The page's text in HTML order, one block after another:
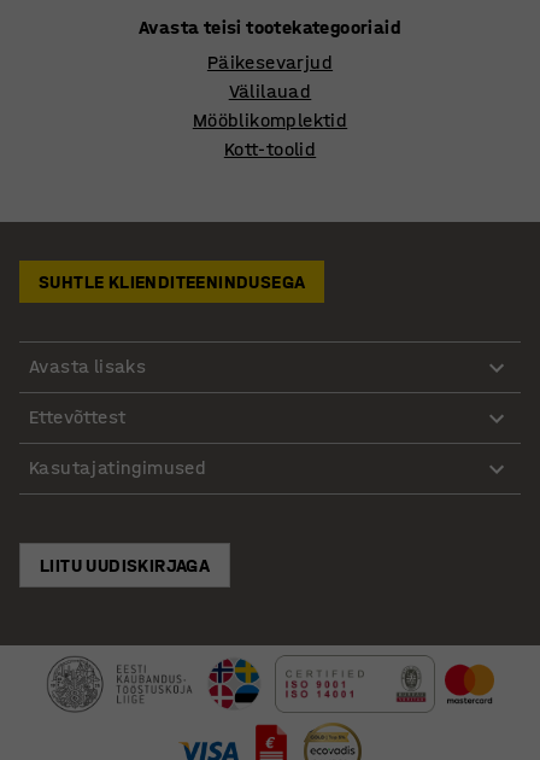
Avasta teisi tootekategooriaid
Päikesevarjud
Välilauad
Mööblikomplektid
Kott-toolid
SUHTLE KLIENDITEENINDUSEGA
Avasta lisaks
Ettevõttest
Kasutajatingimused
LIITU UUDISKIRJAGA